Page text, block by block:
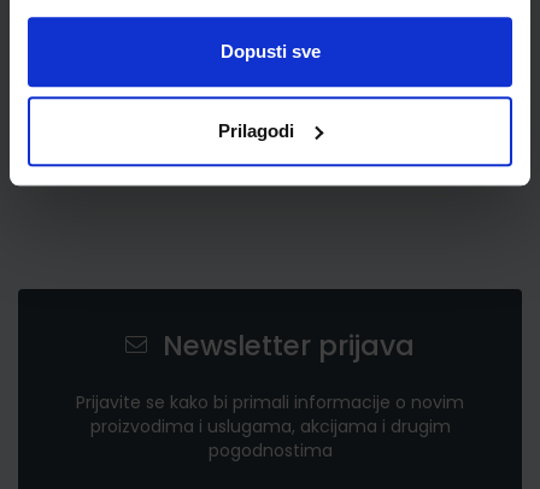
Dopusti sve
Prilagodi
Newsletter prijava
Prijavite se kako bi primali informacije o novim
proizvodima i uslugama, akcijama i drugim
pogodnostima